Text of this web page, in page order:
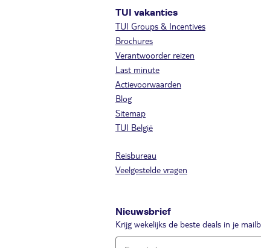
TUI vakanties
TUI Groups & Incentives
Brochures
Verantwoorder reizen
Last minute
Actievoorwaarden
Blog
Sitemap
TUI België
Reisbureau
Veelgestelde vragen
Nieuwsbrief
Krijg wekelijks de beste deals in je